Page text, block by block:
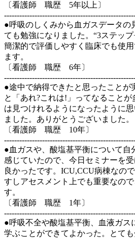
〔看護師 職歴 5年以上〕
●呼吸のしくみから血ガスデータの
ても勉強になりました。“3ステッ
簡潔的で評価しやすく臨床でも使
ます。
〔看護師 職歴 6年〕
●途中で納得できたと思ったことが
と「あれ?これは!」ってなること
は見つけれるようになったように
ました。ありがとうございました
〔看護師 職歴 10年〕
●血ガスや、酸塩基平衡について自
感じていたので、今日セミナーを
良かったです。ICU,CCU病棟なの
すしアセスメント上でも重要なの
す。
〔看護師 職歴 1年〕
●呼吸不全や酸塩基平衡、血液ガス
学ぶことができてよかった。とて